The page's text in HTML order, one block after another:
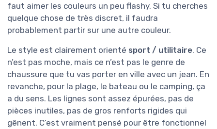
faut aimer les couleurs un peu flashy. Si tu cherches
quelque chose de très discret, il faudra
probablement partir sur une autre couleur.
Le style est clairement orienté sport / utilitaire. Ce
n’est pas moche, mais ce n’est pas le genre de
chaussure que tu vas porter en ville avec un jean. En
revanche, pour la plage, le bateau ou le camping, ça
a du sens. Les lignes sont assez épurées, pas de
pièces inutiles, pas de gros renforts rigides qui
gênent. C’est vraiment pensé pour être fonctionnel